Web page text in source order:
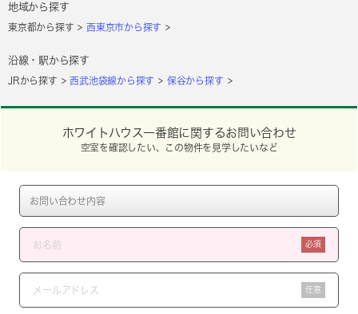
地域から探す
東京都から探す 西東京市から探す
沿線・駅から探す
JRから探す 西武池袋線から探す 保谷から探す
ホワイトハウス一番館に関するお問い合わせ
空室を確認したい、この物件を見学したいなど
必須
任意